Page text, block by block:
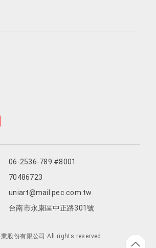
06-2536-789 #8001
70486723
uniart@mail.pec.com.tw
台南市永康區中正路301號
股份有限公司 All rights reserved.